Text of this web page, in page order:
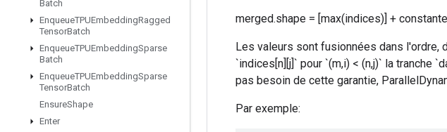
Batch
EnqueueTPUEmbeddingRagged
TensorBatch
EnqueueTPUEmbeddingSparse
Batch
EnqueueTPUEmbeddingSparse
TensorBatch
EnsureShape
Enter
merged.shape = [max(indices)] + constante
Les valeurs sont fusionnées dans l'ordre,
`indices[n][j]` pour `(m,i) < (n,j)` la tranche
pas besoin de cette garantie,
Par exemple: